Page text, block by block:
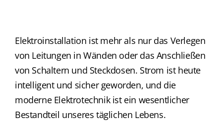
Elektroinstallation ist mehr als nur das Verlegen
von Leitungen in Wänden oder das Anschließen
von Schaltern und Steckdosen. Strom ist heute
intelligent und sicher geworden, und die
moderne Elektrotechnik ist ein wesentlicher
Bestandteil unseres täglichen Lebens.